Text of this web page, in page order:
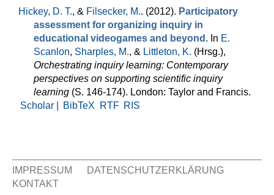
Hickey, D. T., & Filsecker, M.. (2012). Participatory
assessment for organizing inquiry in
educational videogames and beyond . In E.
Scanlon, Sharples, M., & Littleton, K. (Hrsg.),
Orchestrating inquiry learning: Contemporary
perspectives on supporting scientific inquiry
learning (S. 146-174). London: Taylor and Francis.
Scholar |
BibTeX RTF RIS
IMPRESSUM
DATENSCHUTZERKLÄRUNG
KONTAKT